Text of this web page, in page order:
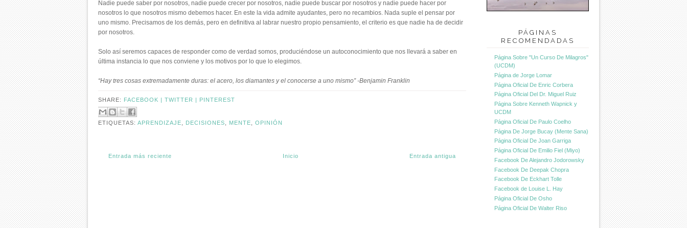
Nadie puede saber por nosotros, nadie puede crecer por nosotros, nadie puede buscar por nosotros y nadie puede hacer por
nosotros lo que nosotros mismo debemos hacer. En este la vida admite ayudantes, pero no recambios. Nada suple el pensar por
uno mismo. Precisamos de los demás, pero en definitiva al labrar nuestro propio pensamiento, el criterio es que nadie ha de decidir
por nosotros.
Solo así seremos capaces de responder como de verdad somos, produciéndose un autoconocimiento que nos llevará a saber en
última instancia lo que nos conviene y los motivos por lo que lo elegimos.
“Hay tres cosas extremadamente duras: el acero, los diamantes y el conocerse a uno mismo” -Benjamin Franklin
SHARE: FACEBOOK | TWITTER | PINTEREST
ETIQUETAS: APRENDIZAJE DECISIONES MENTE OPINIÓN
Entrada más reciente Entrada antigua
Inicio
PÁGINAS
RECOMENDADAS
Página Sobre "Un Curso De Milagros"
(UCDM)
Página de Jorge Lomar
Página Oficial De Enric Corbera
Página Oficial Del Dr. Miguel Ruiz
Página Sobre Kenneth Wapnick y
UCDM
Página Oficial De Paulo Coelho
Página De Jorge Bucay (Mente Sana)
Página Oficial De Joan Garriga
Página Oficial De Emilio Fiel (Miyo)
Facebook De Alejandro Jodorowsky
Facebook De Deepak Chopra
Facebook De Eckhart Tolle
Facebook de Louise L. Hay
Página Oficial De Osho
Página Oficial De Walter Riso